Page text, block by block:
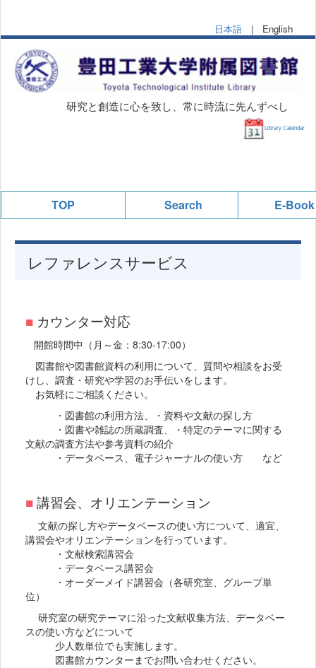
日本語 | English
研究と創造に心を致し、常に時流に先んずべし
Library Calendar
TOP Search E-Book
レファレンスサービス
■ カウンター対応
開館時間中（月～金：8:30-17:00）
図書館や図書館資料の利用について、質問や相談をお受
けし、調査・研究や学習のお手伝いをします。
お気軽にご相談ください。
・図書館の利用方法、・資料や文献の探し方
・図書や雑誌の所蔵調査、・特定のテーマに関する
文献の調査方法や参考資料の紹介
・データベース、電子ジャーナルの使い方 など
■講習会、オリエンテーション
文献の探し方やデータベースの使い方について、適宜、
講習会やオリエンテーションを行っています。
・文献検索講習会
・データベース講習会
・オーダーメイド講習会（各研究室、グループ単
位）
研究室の研究テーマに沿った文献収集方法、データベー
スの使い方などについて
少人数単位でも実施します。
図書館カウンターまでお問い合わせください。